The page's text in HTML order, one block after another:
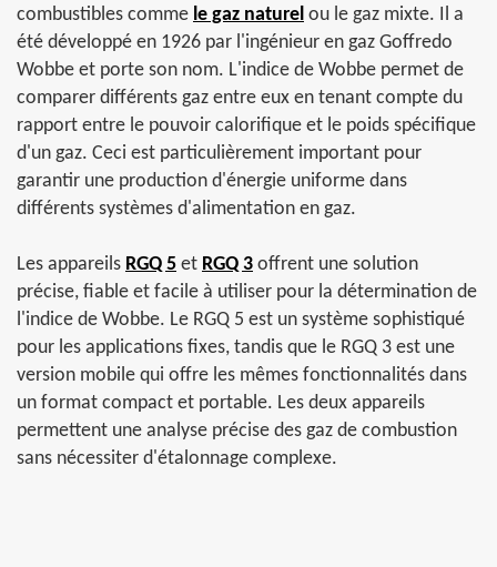
combustibles comme le gaz naturel ou le gaz mixte. Il a
été développé en 1926 par l'ingénieur en gaz Goffredo
Wobbe et porte son nom. L'indice de Wobbe permet de
comparer différents gaz entre eux en tenant compte du
rapport entre le pouvoir calorifique et le poids spécifique
d'un gaz. Ceci est particulièrement important pour
garantir une production d'énergie uniforme dans
différents systèmes d'alimentation en gaz.
Les appareils RGQ 5 et RGQ 3 offrent une solution
précise, fiable et facile à utiliser pour la détermination de
l'indice de Wobbe. Le RGQ 5 est un système sophistiqué
pour les applications fixes, tandis que le RGQ 3 est une
version mobile qui offre les mêmes fonctionnalités dans
un format compact et portable. Les deux appareils
permettent une analyse précise des gaz de combustion
sans nécessiter d'étalonnage complexe.